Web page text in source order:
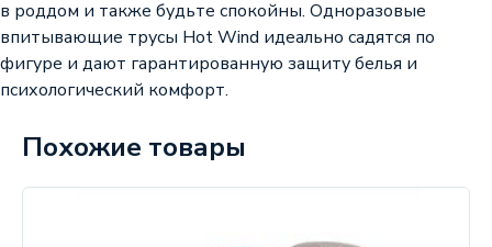
в роддом и также будьте спокойны. Одноразовые
впитывающие трусы Hot Wind идеально садятся по
фигуре и дают гарантированную защиту белья и
психологический комфорт.
Похожие товары